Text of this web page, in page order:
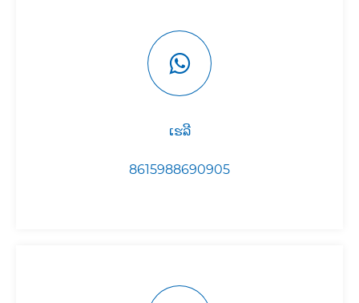
ເຮລີ
8615988690905